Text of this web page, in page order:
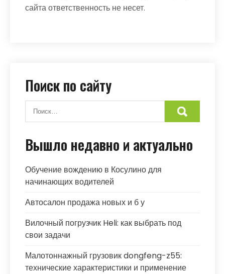
сайта ответственность не несет.
Поиск по сайту
Вышло недавно и актуально
Обучение вождению в Косулино для
начинающих водителей
Автосалон продажа новых и б у
Вилочный погрузчик Heli: как выбрать под
свои задачи
Малотоннажный грузовик dongfeng-z55:
технические характеристики и применение